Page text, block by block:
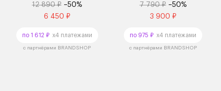
12 890 ₽ –50%
6 450 ₽
по 1 612 ₽x4 платежами
с партнёрами BRANDSHOP
7 790 ₽ –50%
3 900 ₽
по 975 ₽ x4 платежами
с партнёрами BRANDSHOP